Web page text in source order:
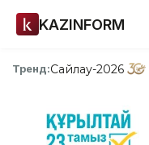
KAZINFORM
Тренд:Сайлау-2026